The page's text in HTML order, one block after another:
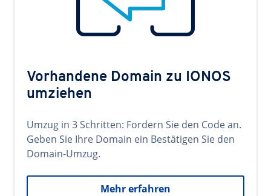
Vorhandene Domain zu IONOS
umziehen
Umzug in 3 Schritten: Fordern Sie den Code an.
Geben Sie Ihre Domain ein Bestätigen Sie den
Domain-Umzug.
Mehr erfahren